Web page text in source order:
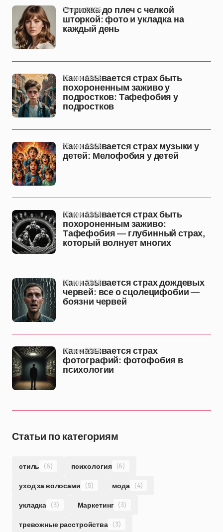
Стрижка до плеч с челкой
шторкой: фото и укладка на
каждый день
19 янв 2026
Как называется страх быть
похороненным заживо у
подростков: Тафефобия у
подростков
16 янв 2026
Как называется страх музыки у
детей: Мелофобия у детей
16 янв 2026
Как называется страх быть
похороненным заживо:
Тафефобия — глубинный страх,
который волнует многих
16 янв 2026
Как называется страх дождевых
червей: все о сцолецифобии —
боязни червей
16 янв 2026
Как называется страх
фотографий: фотофобия в
психологии
15 янв 2026
Статьи по категориям
стиль (6) психология (6)
уход за волосами (5) мода (4)
укладка (3) Маркетинг (3)
тревожные расстройства (3)